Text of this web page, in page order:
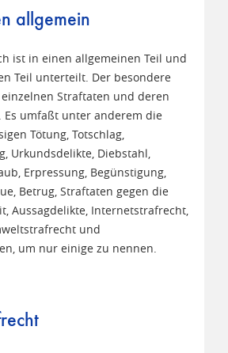
allgemein
ist in einen allgemeinen Teil und
Teil unterteilt. Der besondere
Straftaten und deren
Es umfaßt unter anderem die
Tötung, Totschlag,
Urkundsdelikte, Diebstahl,
Erpressung, Begünstigung,
Betrug, Straftaten gegen die
Aussagdelikte, Internetstrafrecht,
und
um nur einige zu nennen.